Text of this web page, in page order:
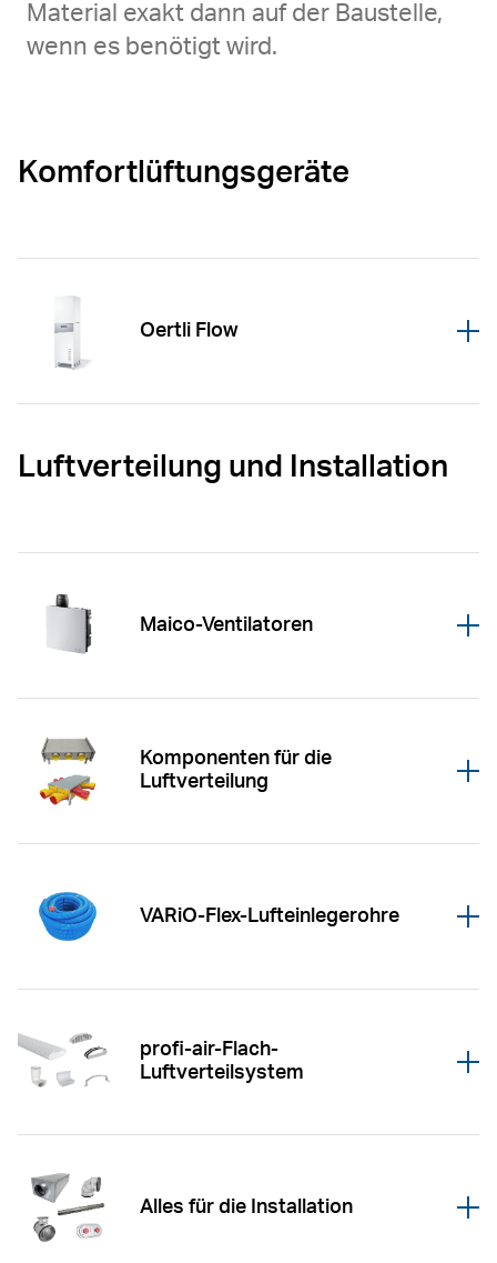
Material exakt dann auf der Baustelle,
wenn es benötigt wird.
Komfortlüftungsgeräte
Oertli Flow
Luftverteilung und Installation
Maico-Ventilatoren
Öffnen
Komponenten für die
LuftverteilungÖffnen
VARiO-Flex-Lufteinlegerohre
Öffnen
profi-air-Flach-
Luftverteilsystem
Öffnen
Alles für die Installation
Öffnen